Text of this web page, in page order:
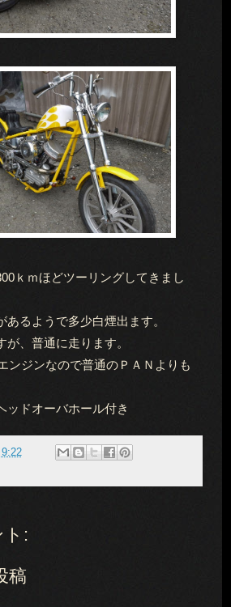
ｋｍほどツーリングしてきまし
るようで多少白煙出ます。
、普通に走ります。
ンジンなので普通のＰＡＮよりも
ッドオーバホール付き
9:22
ト:
稿